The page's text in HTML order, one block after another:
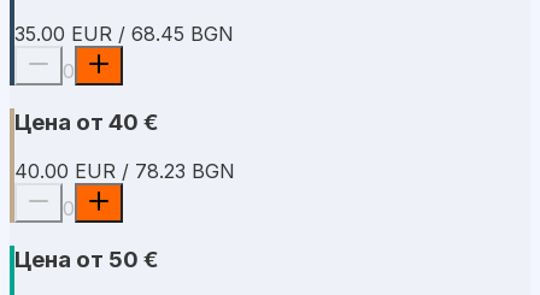
35.00 EUR / 68.45 BGN
0
Цена от 40 €
40.00 EUR / 78.23 BGN
0
Цена от 50 €